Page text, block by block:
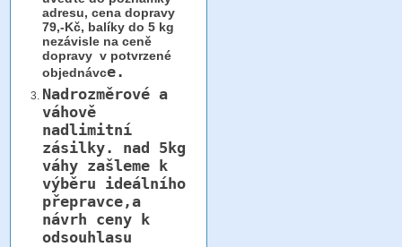
adresu, cena dopravy
79,-Kč, balíky do 5 kg
nezávisle na ceně
dopravy v potvrzené
objednávce.
Nadrozměrové a
váhově
nadlimitní
zásilky. nad 5kg
váhy zašleme k
výběru ideálního
přepravce,a
návrh ceny k
odsouhlasu